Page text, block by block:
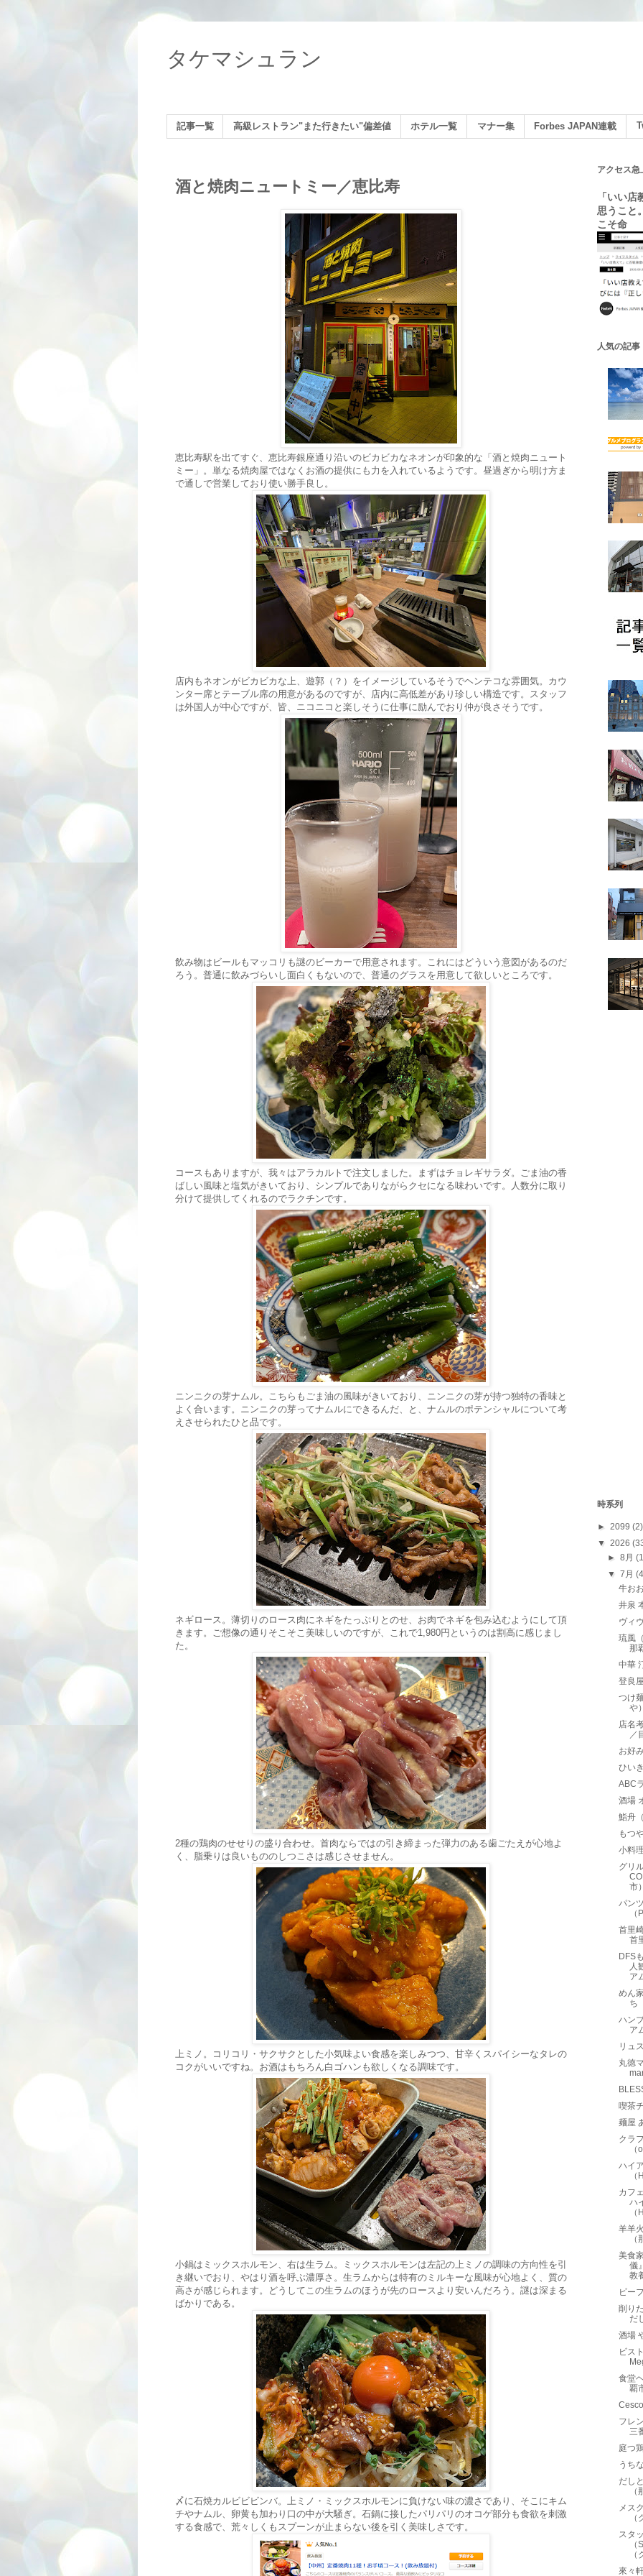
タケマシュラン
記事一覧 高級レストラン"また行きたい"偏差値 ホテル一覧 マナー集 Forbes JAPAN連載
酒と焼肉ニュートミー／恵比寿
恵比寿駅を出てすぐ、恵比寿銀座通り沿いのビカビカなネオンが印象的な「酒と焼肉ニュート
ミー」。単なる焼肉屋ではなくお酒の提供にも力を入れているようです。昼過ぎから明け方ま
で通しで営業しており使い勝手良し。
店内もネオンがビカビカな上、遊郭（？）をイメージしているそうでヘンテコな雰囲気。カウ
ンター席とテーブル席の用意があるのですが、店内に高低差があり珍しい構造です。スタッフ
は外国人が中心ですが、皆、ニコニコと楽しそうに仕事に励んでおり仲が良さそうです。
飲み物はビールもマッコリも謎のビーカーで用意されます。これにはどういう意図があるのだ
ろう。普通に飲みづらいし面白くもないので、普通のグラスを用意して欲しいところです。
コースもありますが、我々はアラカルトで注文しました。まずはチョレギサラダ。ごま油の香
ばしい風味と塩気がきいており、シンプルでありながらクセになる味わいです。人数分に取り
分けて提供してくれるのでラクチンです。
ニンニクの芽ナムル。こちらもごま油の風味がきいており、ニンニクの芽が持つ独特の香味と
よく合います。ニンニクの芽ってナムルにできるんだ、と、ナムルのポテンシャルについて考
えさせられたひと品です。
ネギロース。薄切りのロース肉にネギをたっぷりとのせ、お肉でネギを包み込むようにして頂
きます。ご想像の通りそこそこ美味しいのですが、これで1,980円というのは割高に感じまし
た。
2種の鶏肉のせせりの盛り合わせ。首肉ならではの引き締まった弾力のある歯ごたえが心地よ
く、脂乗りは良いもののしつこさは感じさせません。
上ミノ。コリコリ・サクサクとした小気味よい食感を楽しみつつ、甘辛くスパイシーなタレの
コクがいいですね。お酒はもちろん白ゴハンも欲しくなる調味です。
小鍋はミックスホルモン、右は生ラム。ミックスホルモンは左記の上ミノの調味の方向性を引
き継いでおり、やはり酒を呼ぶ濃厚さ。生ラムからは特有のミルキーな風味が心地よく、質の
高さが感じられます。どうしてこの生ラムのほうが先のロースより安いんだろう。謎は深まる
ばかりである。
〆に石焼カルビビビンバ。上ミノ・ミックスホルモンに負けない味の濃さであり、そこにキム
チやナムル、卵黄も加わり口の中が大騒ぎ。石鍋に接したパリパリのオコゲ部分も食欲を刺激
する食感で、荒々しくもスプーンが止まらない後を引く美味しさです。
アクセス急
「いい
思うこと
こそ命
人気の記事
時系列
► 2099 (2)
▼ 2026
►8月
▼7月
牛お
井泉
ヴィ
琉風
那
中華
登良
つけ
や
店名
／
お好
ひい
ABC
酒場
鮨舟
もつ
小料
グリ
市
パン
首里
首
DFS
人
ア
めん
ち
ハン
ア
リュ
丸徳
喫茶
麺屋
クラ
ハイ
カフ
ハ
羊羊
美食
儀
教
ビー
削り
だ
酒場
ビス
食堂
覇
フレ
三
庭つ
うち
だし
メス
スタ
來々